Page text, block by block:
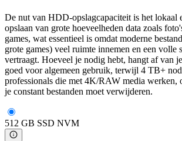
De nut van HDD-opslagcapaciteit is het lokaal
opslaan van grote hoeveelheden data zoals
games, wat essentieel is omdat moderne
grote games) veel ruimte innemen en een volle
vertraagt. Hoeveel je nodig hebt, hangt af van
goed voor algemeen gebruik, terwijl 4 TB+
professionals die met 4K/RAW media werken,
je constant bestanden moet verwijderen.
512 GB SSD NVM